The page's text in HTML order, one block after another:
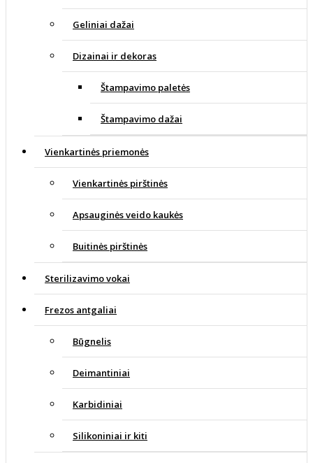
Geliniai dažai
Dizainai ir dekoras
Štampavimo paletės
Štampavimo dažai
Vienkartinės priemonės
Vienkartinės pirštinės
Apsauginės veido kaukės
Buitinės pirštinės
Sterilizavimo vokai
Frezos antgaliai
Būgnelis
Deimantiniai
Karbidiniai
Silikoniniai ir kiti